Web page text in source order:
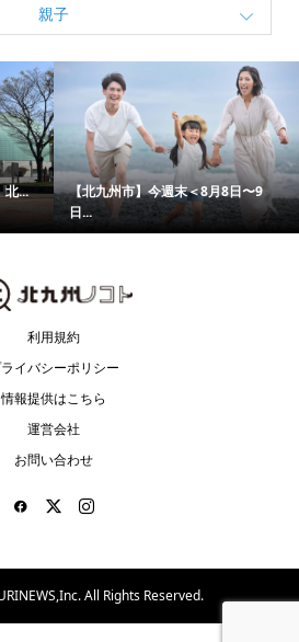
親子
北...
【北九州市】今週末＜8月8日〜9
日...
利用規約
イバシーポリシー
情報提供はこちら
運営会社
お問い合わせ
All Rights Reserved.